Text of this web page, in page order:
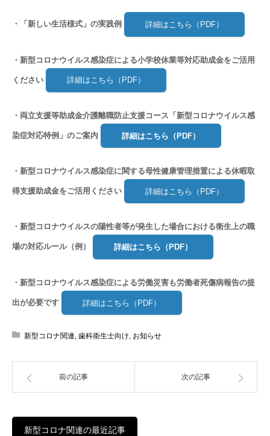
・「新しい生活様式」の実践例 詳細はこちら（PDF）
・新型コロナウイルス感染症による小学校休業等対応助成金をご活用
ください 詳細はこちら（PDF）
・両立支援等助成金介護離職防止支援コース「新型コロナウイルス感
染症対応特例」のご案内 詳細はこちら（PDF）
・新型コロナウイルス感染症に関する母性健康管理措置による休暇取
得支援助成金をご活用ください 詳細はこちら（PDF）
・新型コロナウイルスの陽性者等が発生した場合における衛生上の職
場の対応ルール（例） 詳細はこちら（PDF）
・新型コロナウイルス感染症による労働災害も労働者死傷病報告の提
出が必要です 詳細はこちら（PDF）
新型コロナ関連, 歯科衛生士向け, お知らせ
前の記事 次の記事
新型コロナ関連の最近記事